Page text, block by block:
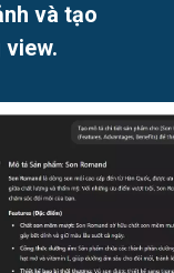
và tạo